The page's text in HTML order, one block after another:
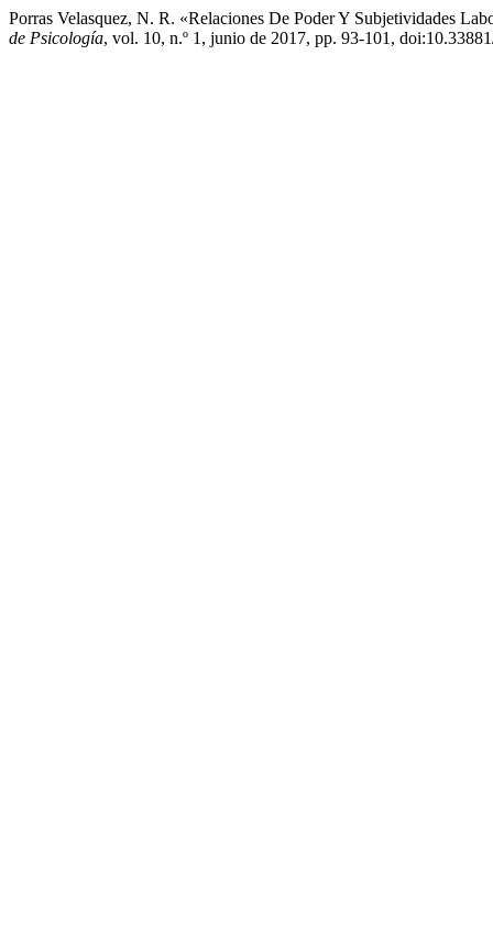
Porras Velasquez, N. R. «Relaciones De Poder Y Subjetividades
de Psicología, vol. 10, n.º 1, junio de 2017, pp. 93-101,